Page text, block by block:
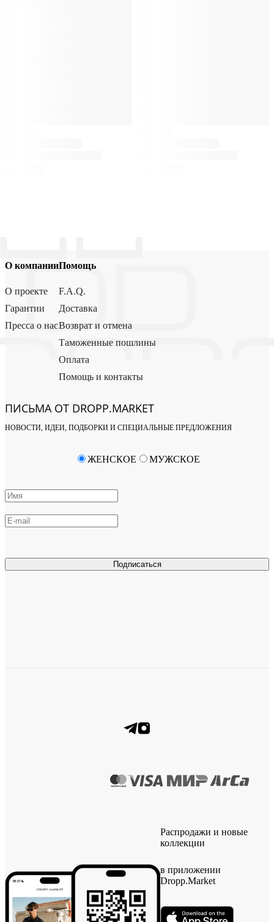
О компании
О проекте
Гарантии
Пресса о нас
Помощь
F.A.Q.
Доставка
Возврат и отмена
Таможенные пошлины
Оплата
Помощь и контакты
ПИСЬМА ОТ DROPP.MARKET
НОВОСТИ, ИДЕИ, ПОДБОРКИ И СПЕЦИАЛЬНЫЕ ПРЕДЛОЖЕНИЯ
Подписаться
ЖЕНСКОЕ МУЖСКОЕ
Распродажи и новые
коллекции
в приложении
Dropp.Market